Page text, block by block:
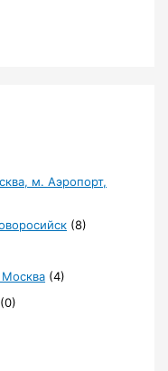
м. Аэропорт,
(8)
Москва (4)
(0)